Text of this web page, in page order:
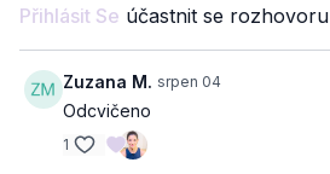
Přihlásit Se účastnit se rozhovoru
Zuzana M. srpen 04
Odcvičeno
1